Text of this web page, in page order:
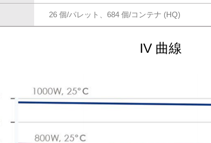
26 個/パレット、684 個/コンテナ (HQ)
IV 曲線